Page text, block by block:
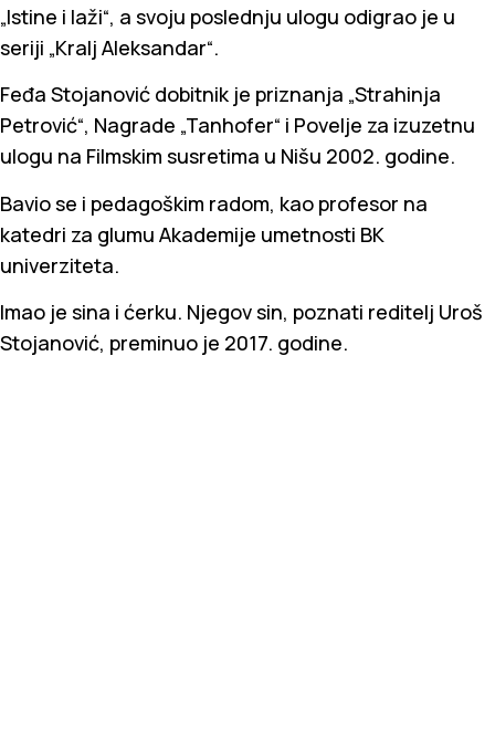
„Istine i laži“, a svoju poslednju ulogu odigrao je u
seriji „Kralj Aleksandar“.
Feđa Stojanović dobitnik je priznanja „Strahinja
Petrović“, Nagrade „Tanhofer“ i Povelje za izuzetnu
ulogu na Filmskim susretima u Nišu 2002. godine.
Bavio se i pedagoškim radom, kao profesor na
katedri za glumu Akademije umetnosti BK
univerziteta.
Imao je sina i ćerku. Njegov sin, poznati reditelj Uroš
Stojanović, preminuo je 2017. godine.